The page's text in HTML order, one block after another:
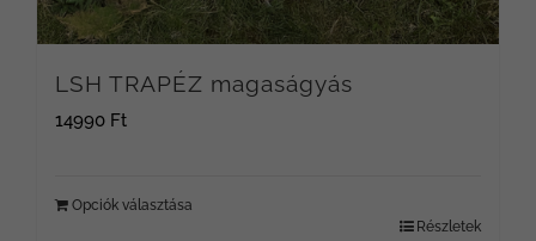
LSH TRAPÉZ magaságyás
14990 Ft
Opciók választása
Részletek